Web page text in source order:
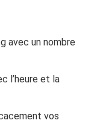
avec un nombre
l’heure et la
vos